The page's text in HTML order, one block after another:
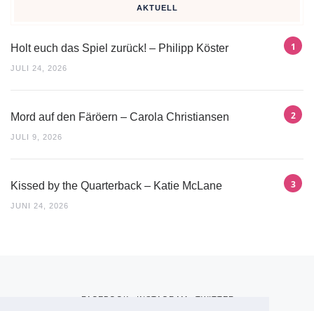
AKTUELL
Holt euch das Spiel zurück! – Philipp Köster
JULI 24, 2026
Mord auf den Färöern – Carola Christiansen
JULI 9, 2026
Kissed by the Quarterback – Katie McLane
JUNI 24, 2026
FACEBOOK INSTAGRAM TWITTER